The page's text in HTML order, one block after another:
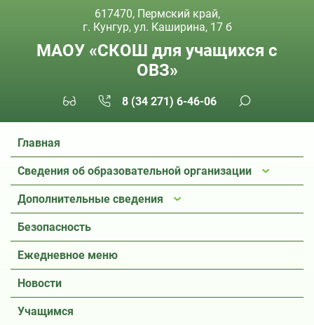
617470, Пермский край,
г. Кунгур, ул. Каширина, 17 б
МАОУ «СКОШ для учащихся с
ОВЗ»
8 (34 271) 6-46-06
Главная
Сведения об образовательной организации
Дополнительные сведения
Безопасность
Ежедневное меню
Новости
Учащимся